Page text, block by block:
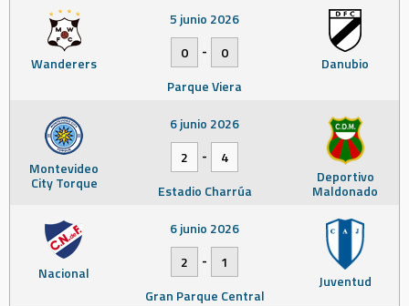
Wanderers Danubio
5 junio 2026
0
-
0
Parque Viera
Montevideo
City Torque Deportivo
Maldonado
6 junio 2026
2
-
4
Estadio Charrúa
Nacional Juventud
6 junio 2026
2
-
1
Gran Parque Central